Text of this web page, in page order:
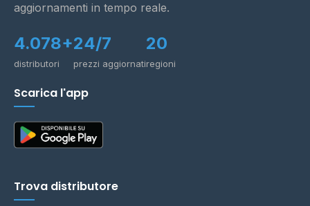
aggiornamenti in tempo reale.
4.078+
distributori
24/7
prezzi aggiornati
20
regioni
Scarica l'app
Trova distributore